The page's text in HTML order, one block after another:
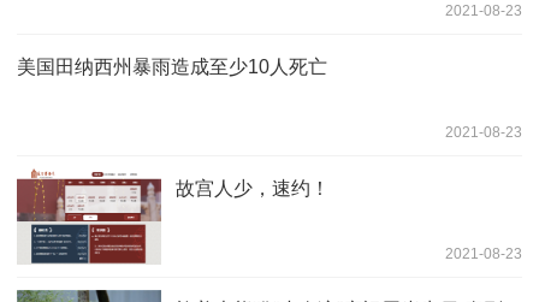
2021-08-23
美国田纳西州暴雨造成至少10人死亡
2021-08-23
故宫人少，速约！
2021-08-23